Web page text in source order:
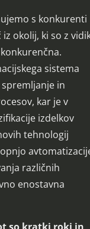
s konkurenti
okolij, ki so z
sistema
in
kar je v
izdelkov
tehnologij
različnih
enostavna